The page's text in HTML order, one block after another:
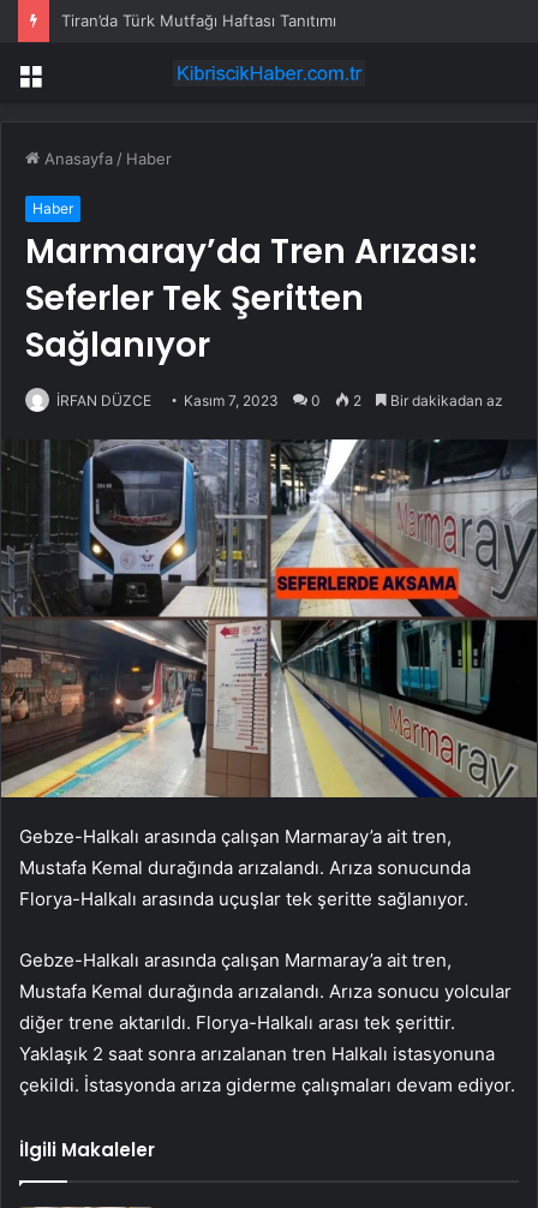
Tiran’da Türk Mutfağı Haftası Tanıtımı
Menü
Anasayfa / Haber
Haber
Marmaray’da Tren Arızası:
Seferler Tek Şeritten
Sağlanıyor
İRFAN DÜZCE Kasım 7, 2023 0 2 Bir dakikadan az
Gebze-Halkalı arasında çalışan Marmaray’a ait tren,
Mustafa Kemal durağında arızalandı. Arıza sonucunda
Florya-Halkalı arasında uçuşlar tek şeritte sağlanıyor.
Gebze-Halkalı arasında çalışan Marmaray’a ait tren,
Mustafa Kemal durağında arızalandı. Arıza sonucu yolcular
diğer trene aktarıldı. Florya-Halkalı arası tek şerittir.
Yaklaşık 2 saat sonra arızalanan tren Halkalı istasyonuna
çekildi. İstasyonda arıza giderme çalışmaları devam ediyor.
İlgili Makaleler